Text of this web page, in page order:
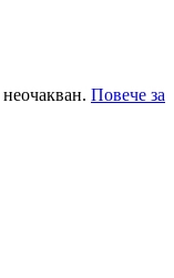
Повече за